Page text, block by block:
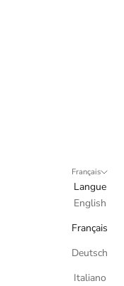
Français
Langue
English
Français
Deutsch
Italiano